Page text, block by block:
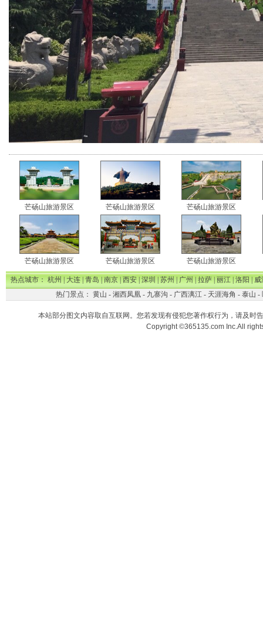
芒砀山旅游景区 芒砀山旅游景区 芒砀山旅游景区
芒砀山旅游景区 芒砀山旅游景区 芒砀山旅游景区
热点城市：杭州|大连|青岛|南京|西安|深圳|苏州|广州|拉萨|丽江|洛阳|威
热门景点： 黄山 - 湘西凤凰- 九寨沟 - 广西漓江- 天涯海角 - 泰山 -
本站部分图文内容取自互联网。您若发现有侵犯您著作权行为，请及时
Copyright ©365135.com Inc.All